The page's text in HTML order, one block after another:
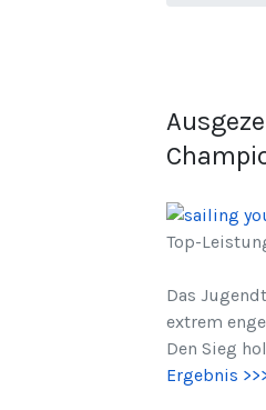
Top-
Das
extrem
Den Sieg
Ergebnis